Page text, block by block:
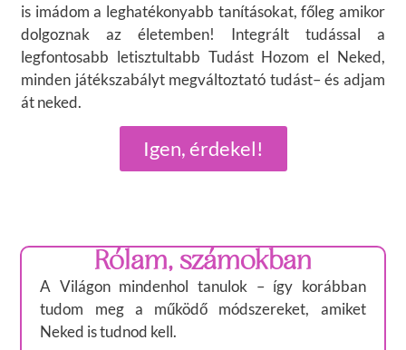
Igen, érdekel!
is imádom a leghatékonyabb tanításokat, főleg amikor
dolgoznak az életemben! Integrált tudással a
legfontosabb letisztultabb Tudást Hozom el Neked,
minden játékszabályt megváltoztató tudást– és adjam
át neked.
Rólam, számokban
A Világon mindenhol tanulok – így korábban
tudom meg a működő módszereket, amiket
Neked is tudnod kell.